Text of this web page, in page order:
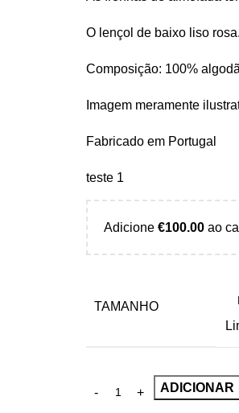
O lençol de baixo liso rosa.
Composição: 100%
Imagem meramente
Fabricado em Portugal
teste 1
Adicione €100.00 ao
TAMANHO
ADICIONAR